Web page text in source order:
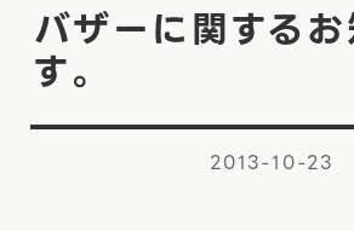
バザーに関する
す。
2013-10-23